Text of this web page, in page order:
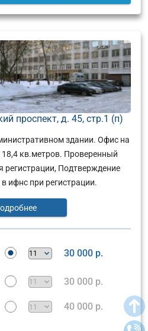
проспект, д. 45, стр.1 (п)
здании. Офис на
кв.метров. Проверенный
регистрации, Подтверждение
ифнс при регистрации.
30 000 р.
30 000 р.
40 000 р.